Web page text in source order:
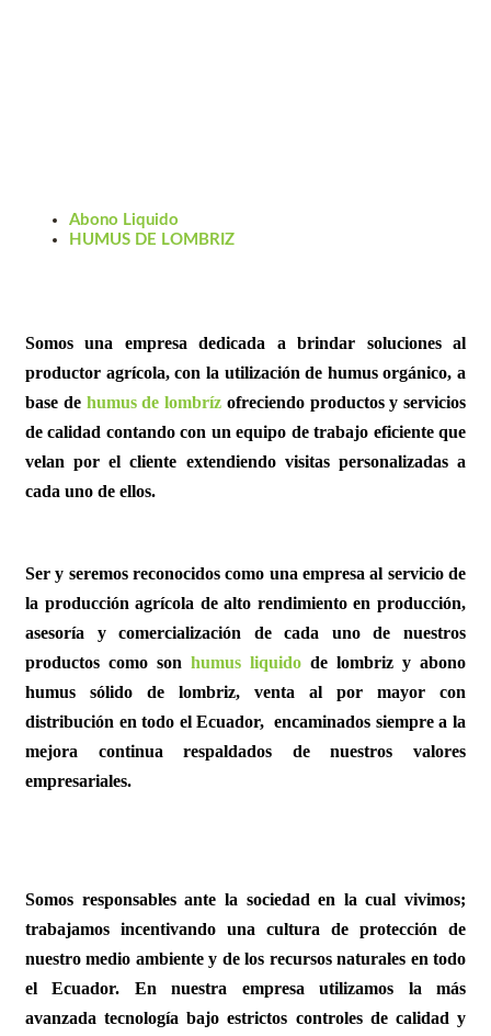
Abono Liquido
HUMUS DE LOMBRIZ
Somos una empresa dedicada a brindar soluciones al
productor agrícola, con la utilización de humus orgánico, a
base de humus de lombríz ofreciendo productos y servicios
de calidad contando con un equipo de trabajo eficiente que
velan por el cliente extendiendo visitas personalizadas a
cada uno de ellos.
Ser y seremos reconocidos como una empresa al servicio de
la producción agrícola de alto rendimiento en producción,
asesoría y comercialización de cada uno de nuestros
productos como son humus liquido de lombriz y abono
humus sólido de lombriz, venta al por mayor con
distribución en todo el Ecuador, encaminados siempre a la
mejora continua respaldados de nuestros valores
empresariales.
Somos responsables ante la sociedad en la cual vivimos;
trabajamos incentivando una cultura de protección de
nuestro medio ambiente y de los recursos naturales en todo
el Ecuador. En nuestra empresa utilizamos la más
avanzada tecnología bajo estrictos controles de calidad y